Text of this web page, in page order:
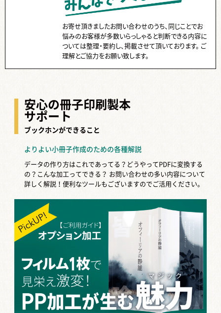
お寄せ頂きましたお問い合わせのうち、同じことでお
悩みのお客様が多数いらっしゃると判断できる内容に
ついては整理・要約し、掲載させて頂いております。 ご
理解とご協力をお願い致します。
安心の冊子印刷製本
サポート
ブックホンができること
よりよい小冊子作成のための各種解説
データの作り方はこれであってる？どうやってPDFに変換する
の？こんな加工ってできる？ お問い合わせの多い内容について
詳しく解説！便利なツールもございますのでご活用ください。